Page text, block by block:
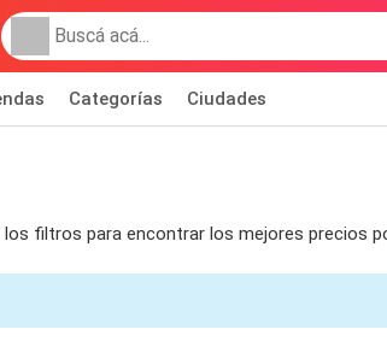
Categorías Ciudades
filtros para encontrar los mejores precios